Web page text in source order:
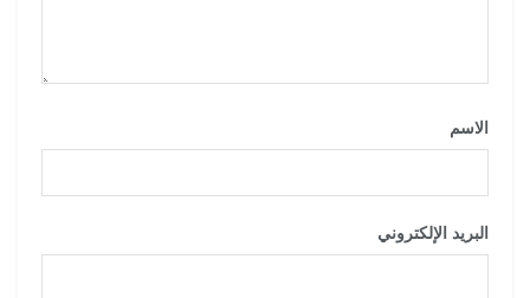
الاسم
البريد الإلكتروني